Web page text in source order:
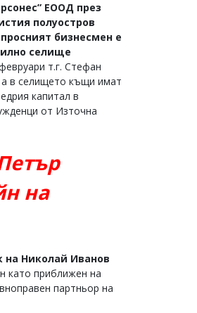
ЕООД през
полуостров
бизнесмен е
селище
т.г. Стефан
в селището къщи имат
капитал в
от Източна
на
Николай Иванов
като приближен на
партньор на